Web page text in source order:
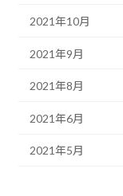
2021年10月
2021年9月
2021年8月
2021年6月
2021年5月